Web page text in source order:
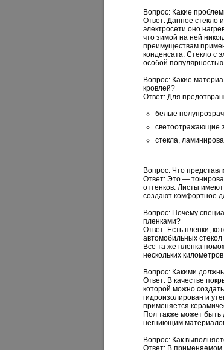
Вопрос: Какие
Ответ: Данное стекло
электросети оно
что зимой на ней
преимуществам
конденсата. Стекло с
особой
Вопрос: Какие
кровлей?
Ответ: Для
белые
светоотражающие
стекла,
Вопрос: Что
Ответ: Это —
оттенков. Листы
создают комфортное
Вопрос: Почему
пленками?
Ответ: Есть пленки,
автомобильных
Все та же пленка
нескольких
Вопрос: Какими
Ответ: В качестве
которой можно
гидроизолирован и
применяется
Пол также может
негниющим
Вопрос: Как
Ответ: В применяемом